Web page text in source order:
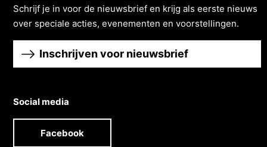
Schrĳf je in voor de nieuwsbrief en krĳg als eerste nieuws
over speciale acties, evenementen en voorstellingen.
Inschrijven voor nieuwsbrief
Social media
Facebook